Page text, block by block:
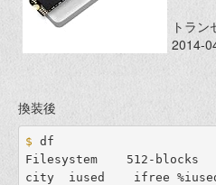
トラ
2014-
換装後
$ df
Filesystem    512-blocks
city  iused    ifree %iused